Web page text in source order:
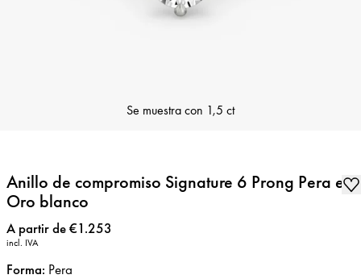
Se muestra con 1,5 ct
Anillo de compromiso Signature 6 Prong Pera en
Oro blanco
Precio:
A partir de €1.253
incl. IVA
Forma: Pera